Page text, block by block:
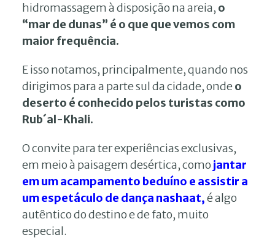
hidromassagem à disposição na areia, o
“mar de dunas” é o que que vemos com
maior frequência.
E isso notamos, principalmente, quando nos
dirigimos para a parte sul da cidade, ondeo
deserto é conhecido pelos turistas como
Rub´al-Khali.
O convite para ter experiências exclusivas,
em meio à paisagem desértica, como jantar
em um acampamento beduíno e assistir a
um espetáculo de dança nashaat,é algo
autêntico do destino e de fato, muito
especial.